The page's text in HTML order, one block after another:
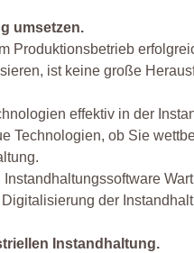
umsetzen.
Produktionsbetrieb
ist keine große
effektiv in der
Technologien, ob Sie
der
Instandhaltung.